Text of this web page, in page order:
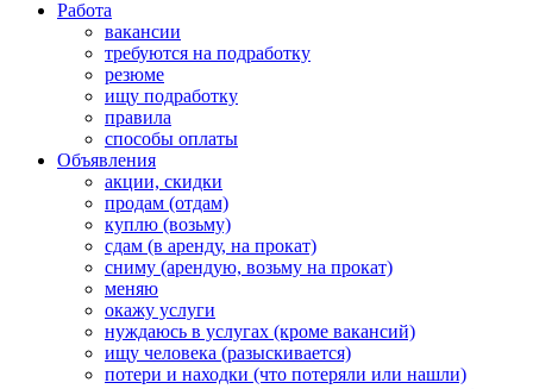
Работа
вакансии
требуются на подработку
резюме
ищу подработку
правила
способы оплаты
Объявления
акции, скидки
продам (отдам)
куплю (возьму)
сдам (в аренду, на прокат)
сниму (арендую, возьму на прокат)
меняю
окажу услуги
нуждаюсь в услугах (кроме вакансий)
ищу человека (разыскивается)
потери и находки (что потеряли или нашли)